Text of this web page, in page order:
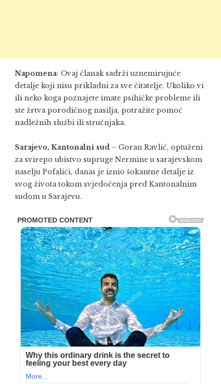
Napomena: Ovaj članak sadrži uznemirujuće
detalje koji nisu prikladni za sve čitatelje. Ukoliko vi
ili neko koga poznajete imate psihičke probleme ili
ste žrtva porodičnog nasilja, potražite pomoć
nadležnih službi ili stručnjaka.
Sarajevo, Kantonalni sud – Goran Ravlić, optuženi
za svirepo ubistvo supruge Nermine u sarajevskom
naselju Pofalići, danas je iznio šokantne detalje iz
svog života tokom svjedočenja pred Kantonalnim
sudom u Sarajevu.